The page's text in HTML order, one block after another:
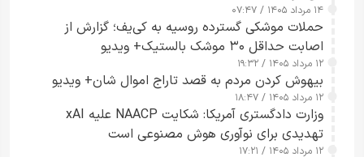
۱۴ مرداد ۱۴۰۵ / ۰۷:۴۷
حملات موشکی گسترده روسیه به کی‌یف؛ گزارش از
اصابت حداقل ۳۰ موشک بالستیک+ ویدیو
۱۲ مرداد ۱۴۰۵ / ۱۹:۳۲
بیهوش کردن مردم به قصد تاراج اموال شان+ ویدیو
۱۲ مرداد ۱۴۰۵ / ۱۸:۴۷
وزارت دادگستری آمریکا: شکایت NAACP علیه xAI
تهدیدی برای نوآوری هوش مصنوعی است
۱۲ مرداد ۱۴۰۵ / ۱۷:۲۱